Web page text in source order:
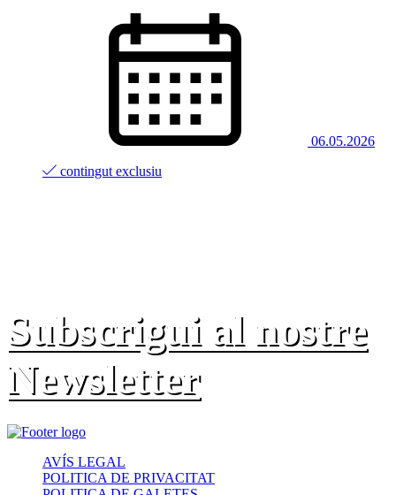
06.05.2026
contingut exclusiu
Subscrigui al nostre
Newsletter
AVÍS LEGAL
POLITICA DE PRIVACITAT